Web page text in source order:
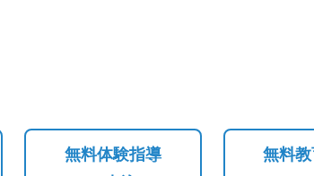
無料体験指導
無料